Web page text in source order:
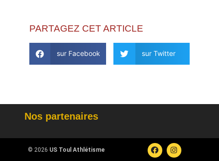
PARTAGEZ CET ARTICLE
sur Facebook sur Twitter
Nos partenaires
© 2026 US Toul Athlétisme